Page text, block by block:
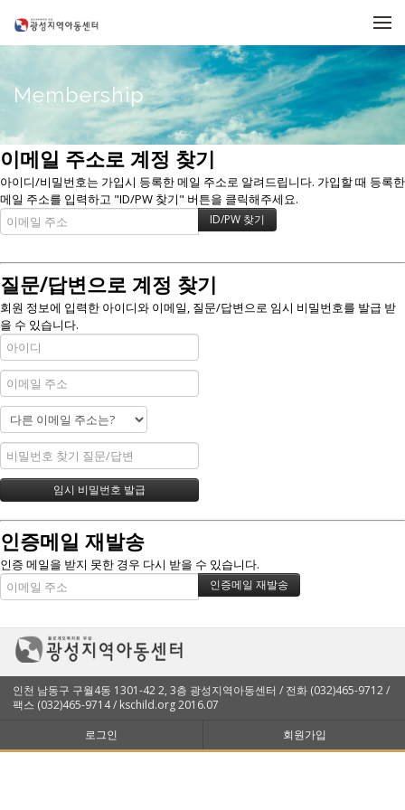
Membership
이메일 주소로 계정 찾기
아이디/비밀번호는 가입시 등록한 메일 주소로 알려드립니다. 가입할 때 등록한
메일 주소를 입력하고 "ID/PW 찾기" 버튼을 클릭해주세요.
질문/답변으로 계정 찾기
회원 정보에 입력한 아이디와 이메일, 질문/답변으로 임시 비밀번호를 발급 받
을 수 있습니다.
인증메일 재발송
인증 메일을 받지 못한 경우 다시 받을 수 있습니다.
인천 남동구 구월4동 1301-42 2, 3층 광성지역아동센터 / 전화 (032)465-9712 /
팩스 (032)465-9714 / kschild.org 2016.07
로그인
회원가입